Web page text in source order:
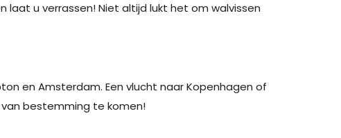
u verrassen! Niet altijd lukt het om walvissen
en Amsterdam. Een vlucht naar Kopenhagen of
bestemming te komen!